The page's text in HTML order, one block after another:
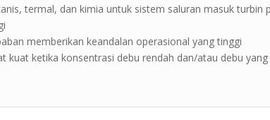
termal, dan kimia untuk sistem saluran masuk turbin
memberikan keandalan operasional yang tinggi
kuat ketika konsentrasi debu rendah dan/atau debu